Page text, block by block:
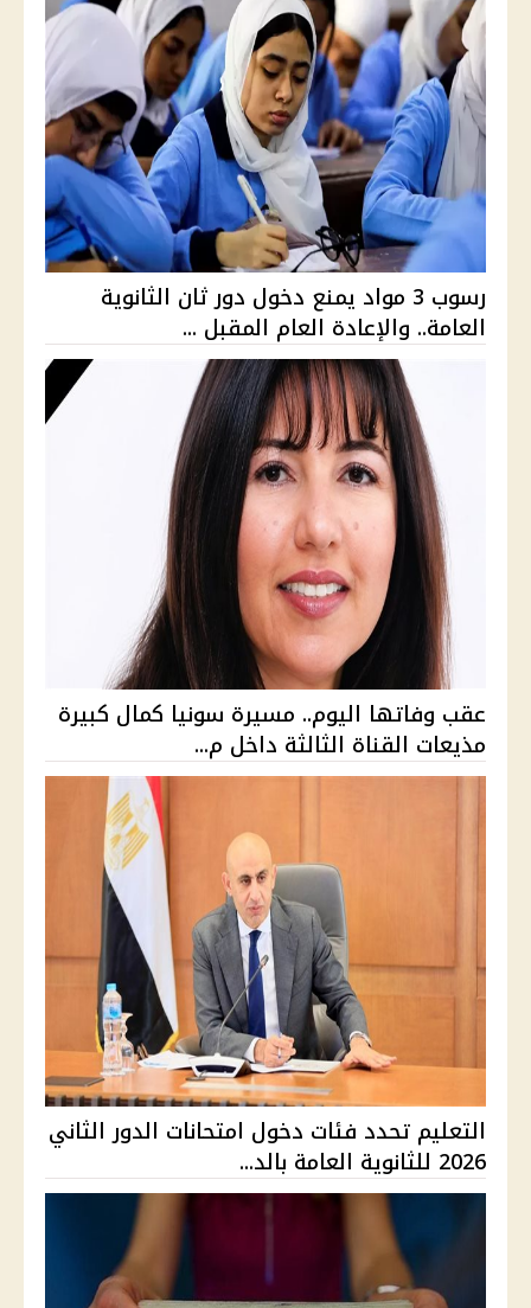
رسوب 3 مواد يمنع دخول دور ثان الثانوية
العامة.. والإعادة العام المقبل ...
عقب وفاتها اليوم.. مسيرة سونيا كمال كبيرة
مذيعات القناة الثالثة داخل م...
التعليم تحدد فئات دخول امتحانات الدور الثاني
2026 للثانوية العامة بالد...